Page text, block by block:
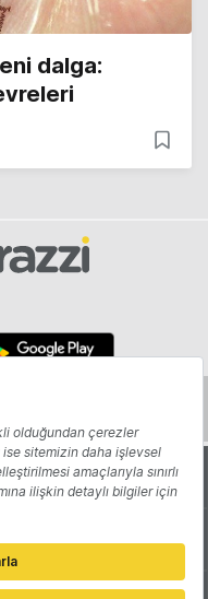
dalga:
Yazarlar
Reklam